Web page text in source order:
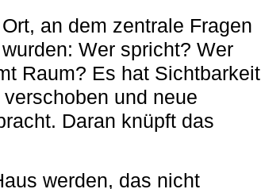
an dem zentrale Fragen
Wer spricht? Wer
Raum? Es hat Sichtbarkeit
und neue
Daran knüpft das
werden, das nicht